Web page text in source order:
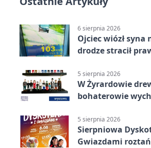
6 sierpnia 2026
Ojciec wiózł syna
drodze stracił
5 sierpnia 2026
W Żyrardowie
bohaterowie
5 sierpnia 2026
Sierpniowa
Gwiazdami